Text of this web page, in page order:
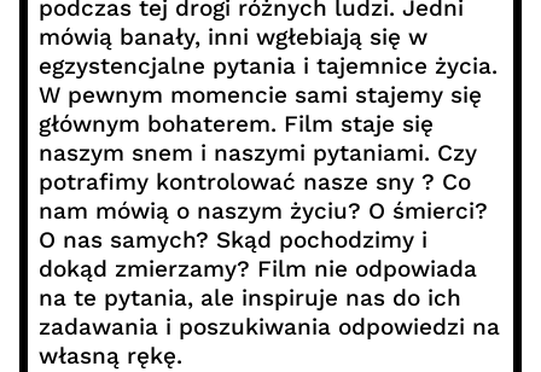
podczas tej drogi różnych ludzi. Jedni
mówią banały, inni wgłebiają się w
egzystencjalne pytania i tajemnice życia.
W pewnym momencie sami stajemy się
głównym bohaterem. Film staje się
naszym snem i naszymi pytaniami. Czy
potrafimy kontrolować nasze sny ? Co
nam mówią o naszym życiu? O śmierci?
O nas samych? Skąd pochodzimy i
dokąd zmierzamy? Film nie odpowiada
na te pytania, ale inspiruje nas do ich
zadawania i poszukiwania odpowiedzi na
własną rękę.